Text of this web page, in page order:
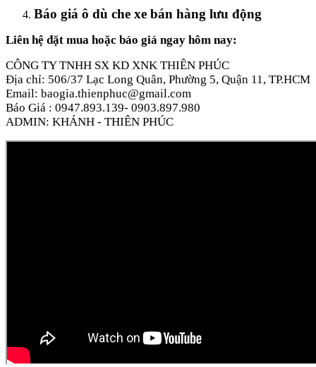
Báo giá ô dù che xe bán hàng lưu động
Liên hệ đặt mua hoặc báo giá ngay hôm nay:
CÔNG TY TNHH SX KD XNK THIÊN PHÚC
Địa chỉ: 506/37 Lạc Long Quân, Phường 5, Quận 11, TP.HCM
Email: baogia.thienphuc@gmail.com
Báo Giá : 0947.893.139- 0903.897.980
ADMIN: KHÁNH - THIÊN PHÚC